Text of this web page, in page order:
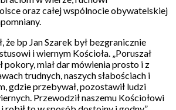
oraz całej wspólnocie obywatelskiej
że bp Jan Szarek był bezgranicznie
i wiernym Kościoła. „Poruszał
pokory, miał dar mówienia prosto i z
trudnych, naszych słabościach i
gdzie przebywał, pozostawił ludzi
Przewodził naszemu Kościołowi